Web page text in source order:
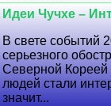
Идеи Чучхе –
В свете событий
серьезного
Северной
людей стали
значит...